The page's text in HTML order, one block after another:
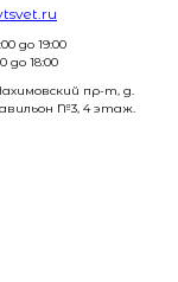
до 19:00
до 18:00
пр-т, д.
№3, 4 этаж.